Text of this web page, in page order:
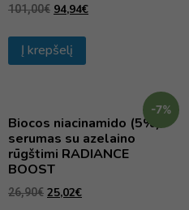
101,00€ 94,94€
Į krepšelį
-7%
Biocos niacinamido (5%)
serumas su azelaino
rūgštimi RADIANCE
BOOST
26,90€ 25,02€